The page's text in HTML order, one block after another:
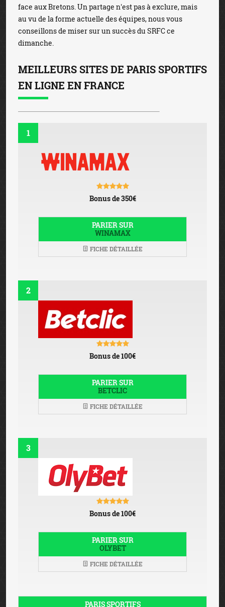
face aux Bretons. Un partage n'est pas à exclure, mais
au vu de la forme actuelle des équipes, nous vous
conseillons de miser sur un succès du SRFC ce
dimanche.
MEILLEURS SITES DE PARIS SPORTIFS
EN LIGNE EN FRANCE
1
Bonus de 350€
PARIER SUR
WINAMAX
FICHE DÉTAILLÉE
2
Bonus de 100€
PARIER SUR
BETCLIC
FICHE DÉTAILLÉE
3
Bonus de 100€
PARIER SUR
OLYBET
FICHE DÉTAILLÉE
PARIS SPORTIFS